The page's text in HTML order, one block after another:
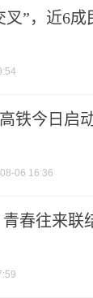
”，近6成
铁今日启
06 16:36
春往来联